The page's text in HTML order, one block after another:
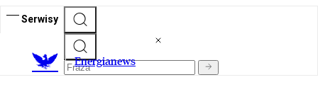
Serwisy
Energianews